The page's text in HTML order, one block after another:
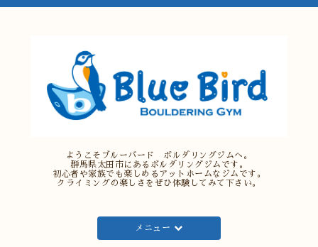
ようこそブルーバード ボルダリングジムへ。
群馬県太田市にあるボルダリングジムです。
初心者や家族でも楽しめるアットホームなジムです。
クライミングの楽しさをぜひ体験してみて下さい。
メニュー